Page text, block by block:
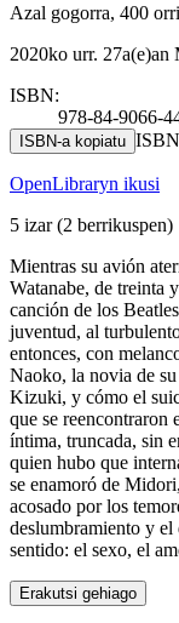
Azal gogorra, 400
2020ko urr. 27a(e)an
ISBN:
978-84-9066-
ISBN-a kopiatu
OpenLibraryn ikusi
5 izar(2 berrikuspen)
Mientras su avión
Watanabe, de treinta
canción de los
juventud, al
entonces, con
Naoko, la novia de
Kizuki, y cómo el
que se
íntima, truncada, sin
quien hubo que
se enamoró de
acosado por los
deslumbramiento y el
sentido: el sexo, el
Erakutsi gehiago